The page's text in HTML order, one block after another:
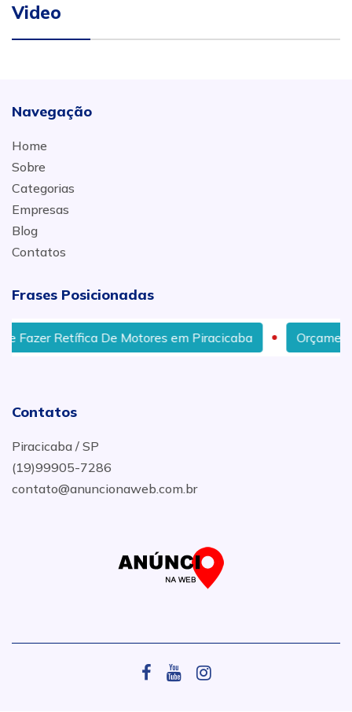
Video
Navegação
Home
Sobre
Categorias
Empresas
Blog
Contatos
Frases Posicionadas
Retífica De Motores em Piracicaba Orçamento
Contatos
Piracicaba / SP
(19)99905-7286
contato@anuncionaweb.com.br